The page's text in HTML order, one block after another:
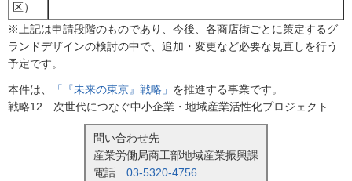
区）
※上記は申請段階のものであり、今後、各商店街ごとに策定するグ
ランドデザインの検討の中で、追加・変更など必要な見直しを行う
予定です。
本件は、 「『未来の東京』戦略」 を推進する事業です。
戦略12 次世代につなぐ中小企業・地域産業活性化プロジェクト
問い合わせ先
産業労働局商工部地域産業振興課
電話 03-5320-4756